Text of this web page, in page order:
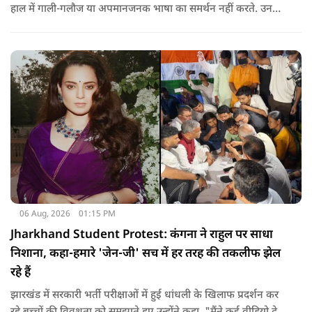
हाल में गाली-गलौज या अपमानजनक भाषा का समर्थन नहीं करते. उनका
06 Aug, 2026 01:15 PM
Jharkhand Student Protest: कंगना ने राहुल पर साधा
निशाना, कहा-हमारे 'जेन-जी' सच में हर तरह की तकलीफ झेल
रहे हैं
झारखंड में सरकारी भर्ती परीक्षाओं में हुई धांधली के खिलाफ प्रदर्शन कर